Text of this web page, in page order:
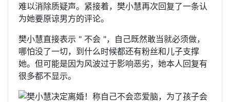
难以消除质疑声。紧接着，樊小慧再次回复了一条认
为她要原谅男方的评论。
樊小慧直接表示 " 不会 "，自己既然敢当就必须做，
哪怕没了一切，到什么时候都还有粉丝和儿子支撑
她。但可能是因为风波过于影响恶劣，她本人回复有
很多都不显示。